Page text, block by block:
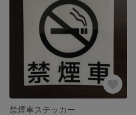
禁煙車ステッカー